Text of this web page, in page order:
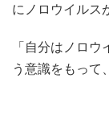
にノロウイルス
「自分はノロ
う意識をもって